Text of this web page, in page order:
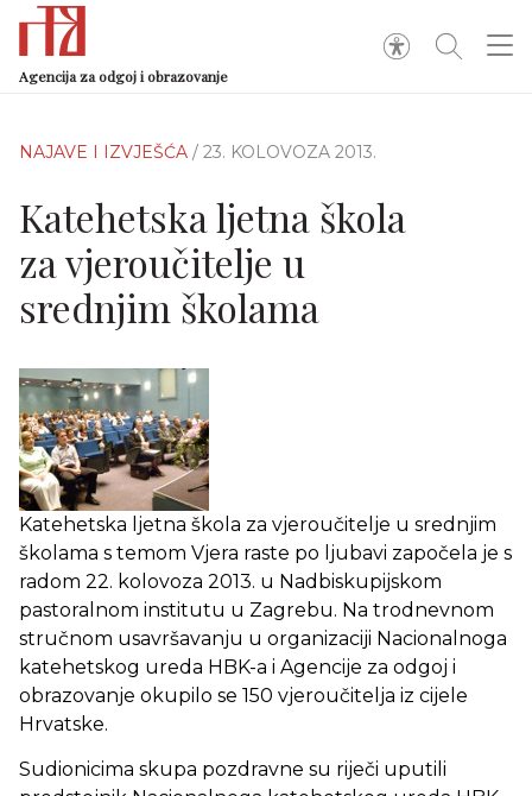
Agencija za odgoj i obrazovanje
NAJAVE I IZVJEŠĆA / 23. KOLOVOZA 2013.
Katehetska ljetna škola
za vjeroučitelje u
srednjim školama
Katehetska ljetna škola za vjeroučitelje u srednjim
školama s temom Vjera raste po ljubavi započela je s
radom 22. kolovoza 2013. u Nadbiskupijskom
pastoralnom institutu u Zagrebu. Na trodnevnom
stručnom usavršavanju u organizaciji Nacionalnoga
katehetskog ureda HBK-a i Agencije za odgoj i
obrazovanje okupilo se 150 vjeroučitelja iz cijele
Hrvatske.
Sudionicima skupa pozdravne su riječi uputili